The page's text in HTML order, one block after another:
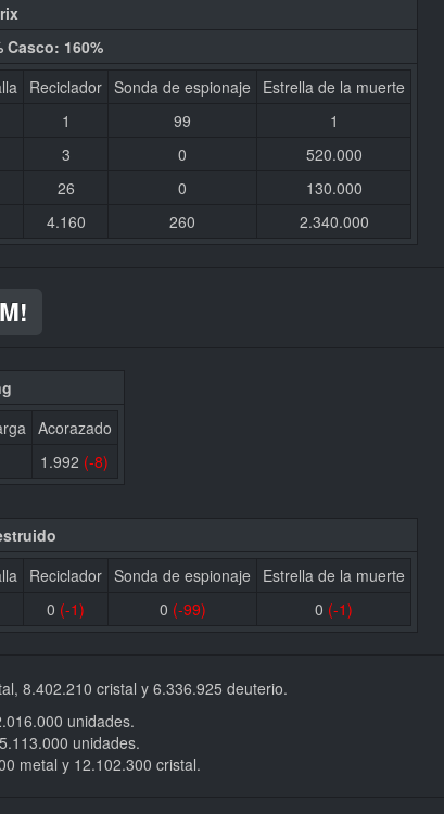
Casco: 160%
Reciclador Sonda de espionaje
Estrella de la muerte
1 99
1
3 0
520.000
26 0
130.000
4.160 260 2.340.000
Acorazado
1.992 (-8)
Reciclador Sonda de espionaje
Estrella de la muerte
0 (-1) 0 (-99) 0 (-1)
8.402.210 cristal y 6.336.925 deuterio.
unidades.
unidades.
metal y 12.102.300 cristal.